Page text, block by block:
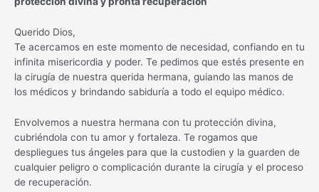
Querido Dios,
Te acercamos en este momento de necesidad, confiando en tu
infinita misericordia y poder. Te pedimos que estés presente en
la cirugía de nuestra querida hermana, guiando las manos de
los médicos y brindando sabiduría a todo el equipo médico.
Envolvemos a nuestra hermana con tu protección divina,
cubriéndola con tu amor y fortaleza. Te rogamos que
despliegues tus ángeles para que la custodien y la guarden de
cualquier peligro o complicación durante la cirugía y el proceso
de recuperación.